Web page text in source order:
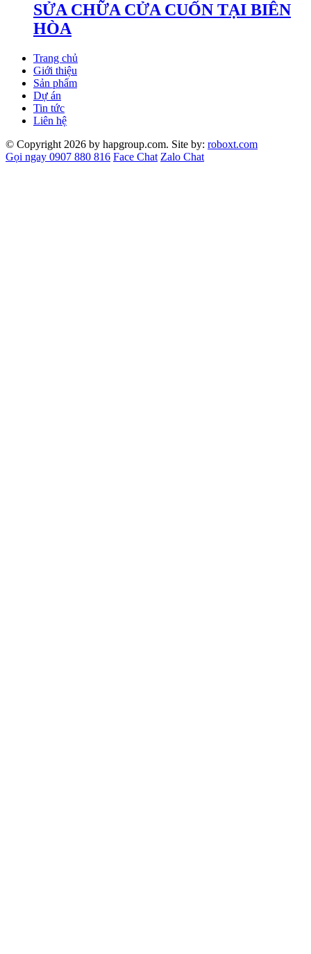
SỬA CHỮA CỬA CUỐN TẠI BIÊN
HÒA
Trang chủ
Giới thiệu
Sản phẩm
Dự án
Tin tức
Liên hệ
© Copyright 2026 by hapgroup.com. Site by: roboxt.com
Gọi ngay 0907 880 816 Face Chat Zalo Chat